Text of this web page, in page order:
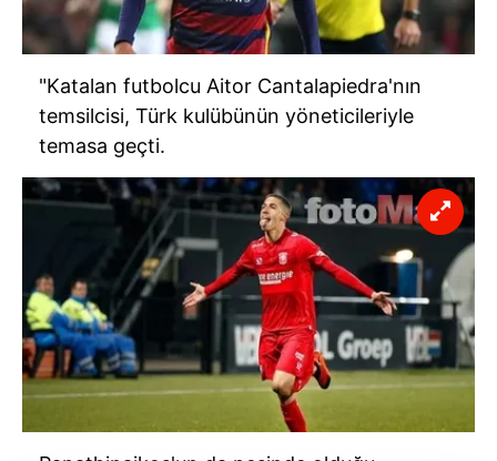
"Katalan futbolcu Aitor Cantalapiedra'nın
temsilcisi, Türk kulübünün yöneticileriyle
temasa geçti.